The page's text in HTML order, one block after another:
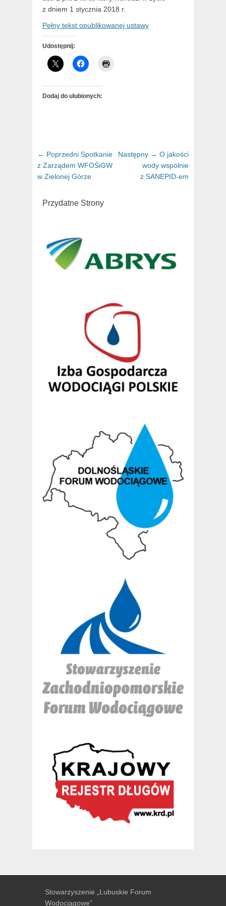
z dniem 1 stycznia 2018 r.
Pełny tekst opublikowanej ustawy
Udostępnij:
Dodaj do ulubionych:
Nawigacja
wpisu
← Poprzedni Poprzedni
artykuł:
Spotkanie
z Zarządem WFOŚiGW
w Zielonej Górze
Następny → Następny
artykuł:
O jakości
wody wspólnie
z SANEPID-em
Przydatne Strony
Stowarzyszenie „Lubuskie Forum
Wodociągowe”